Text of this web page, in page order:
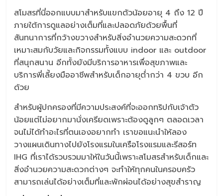
สโมสรที่นี่ออกแบบมาสำหรับแขกตัวน้อยอายุ 4 ถึง 12 ปี
ภายใต้การดูแลอย่างเต็มที่และปลอดภัยด้วยพื้นที่
สันทนาการที่กว้างขวางสำหรับสิ่งอำนวยความสะดวกที่
เหมาะสมกับวัยและกิจกรรมทั้งแบบ indoor และ outdoor
ที่สนุกสนาน อีกทั้งยังมีบริการอาหารเพื่อสุขภาพและ
บริการพี่เลี้ยงมืออาชีพสำหรับเด็กอายุต่ำกว่า 4 ขวบ อีก
ด้วย
สำหรับผู้ปกครองที่มีความประสงค์ที่จะออกทริปกับเจ้าตัว
น้อยแต่ไม่อยากมานั่งเครียดเพราะต้องดูลูกๆ ตลอดเวลา
จนไม่ได้ทำอะไรที่ตนเองอยากทำ เราขอแนะนำให้ลอง
วางแผนเดินทางไปยังโรงแรมในเครือโรงแรมและรีสอร์ท
IHG ที่เราได้รวบรวมมาให้ในวันนี้เพราะสโมสรสำหรับเด็กและ
สิ่งอำนวยความสะดวกต่างๆ จะทำให้ทุกคนในครอบครัว
สามารถเล่นได้อย่างเต็มที่และพักผ่อนได้อย่างสุขสำราญ